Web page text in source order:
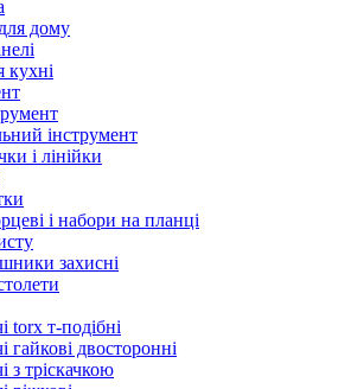
дому
кухні
інструмент
і лінійки
і набори на планці
захисні
torx т-подібні
гайкові двосторонні
з тріскачкою